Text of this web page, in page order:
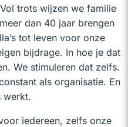
trots wijzen we familie
dan 40 jaar brengen
tot leven voor onze
bijdrage. In hoe je dat
We stimuleren dat zelfs.
als organisatie. En
werkt.
iedereen, zelfs onze